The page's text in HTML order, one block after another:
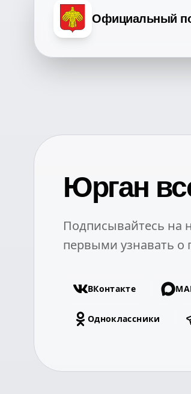
Официальный
Юрган
Подписывайтесь на
первыми узнавать о
ВКонтакте
Одноклассники